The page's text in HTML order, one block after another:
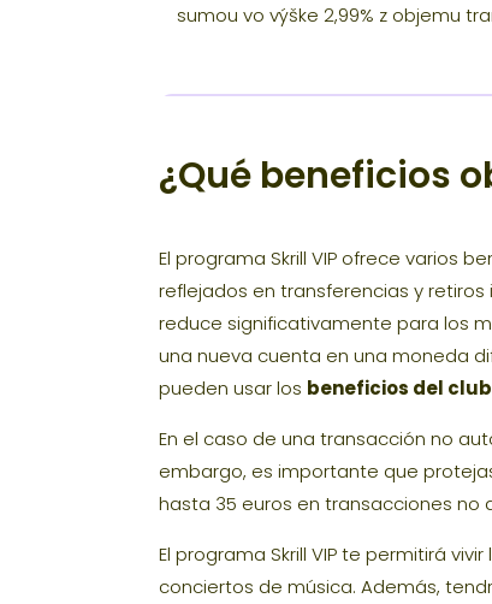
sumou vo výške 2,99% z objemu
¿Qué beneficios
El programa Skrill VIP ofrece varios
reflejados en transferencias y
reduce significativamente para los
una nueva cuenta en una moneda
pueden usar los beneficios del
En el caso de una transacción no
embargo, es importante que
hasta 35 euros en transacciones no
El programa Skrill VIP te permitirá
conciertos de música. Además,